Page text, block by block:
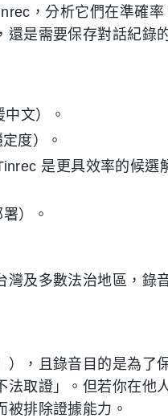
，分析它們在準確率
是需要保存對話紀錄
文）。
度）。
是更具效率的候選
）。
及多數法治地區，錄
，且錄音目的是為了
法取證」。但若你在他
排除證據能力。